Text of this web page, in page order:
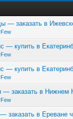
— заказать в
— купить в
— купить в
— заказать в Нижнем
заказать в Ереване